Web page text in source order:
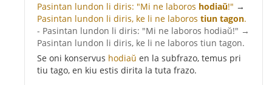
Pasintan lundon li diris: "Mi ne laboros hodiaŭ!" →
Pasintan lundon li diris, ke li ne laboros tiun tagon.
- Pasintan lundon li diris: "Mi ne laboros hodiaŭ!" →
Pasintan lundon li diris, ke li ne laboros tiun tagon.
Se oni konservus hodiaŭ en la subfrazo, temus pri
tiu tago, en kiu estis dirita la tuta frazo.